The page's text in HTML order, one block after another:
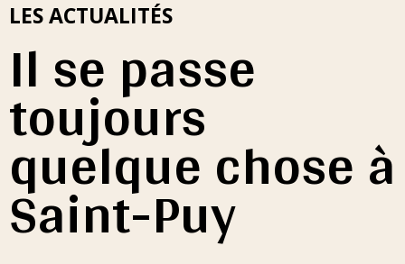
LES ACTUALITÉS
Il se passe
toujours
quelque chose à
Saint-Puy